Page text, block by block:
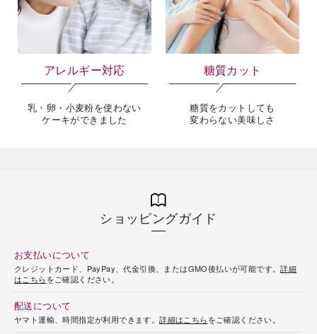
アレルギー対応
乳・卵・小麦粉を使わない
ケーキができました
糖質カット
糖質をカットしても
変わらない美味しさ
ショッピングガイド
お支払いについて
クレジットカード、PayPay、代金引換、またはGMO後払いが可能です。詳細
はこちらをご確認ください。
配送について
ヤマト運輸、時間指定が利用できます。詳細はこちらをご確認ください。
海外 Overseas shops
Malaysia
Hong Kong